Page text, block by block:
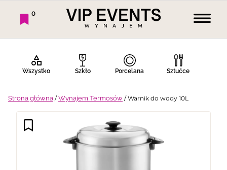
0
Wszystko Szkło Porcelana Sztućce
Strona główna /Wynajem Termosów / Warnik do wody 10L